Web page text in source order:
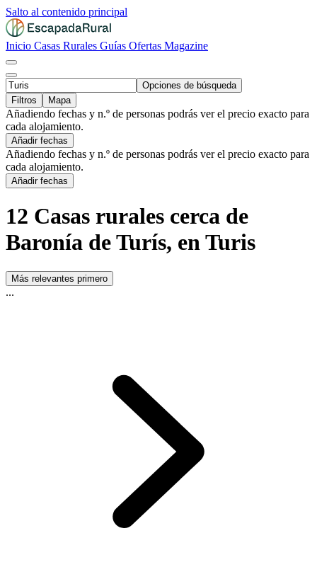
Salto al contenido principal
Inicio Casas Rurales Guías Ofertas Magazine
Opciones de búsqueda
Filtros
Mapa
Añadiendo fechas y n.º de personas podrás ver el precio exacto para
cada alojamiento.
Añadir fechas
Añadiendo fechas y n.º de personas podrás ver el precio exacto para
cada alojamiento.
Añadir fechas
12 Casas rurales cerca de
Baronía de Turís, en Turis
Más relevantes primero
...